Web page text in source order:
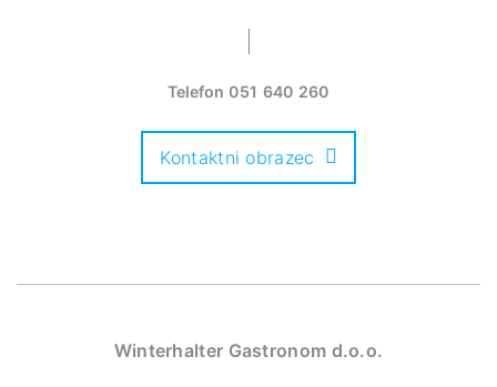
Telefon051 640 260
Kontaktni obrazec
Winterhalter Gastronom d.o.o.